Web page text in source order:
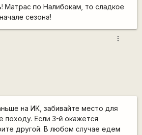
по Налибокам, то сладкое
сезона!
more_vert
на ИК, забивайте место для
походу. Если 3-й окажется
другой. В любом случае едем